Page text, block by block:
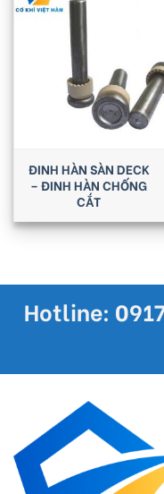
ĐINH HÀN SÀN DECK
– ĐINH HÀN CHỐNG
CẮT
Hotline: